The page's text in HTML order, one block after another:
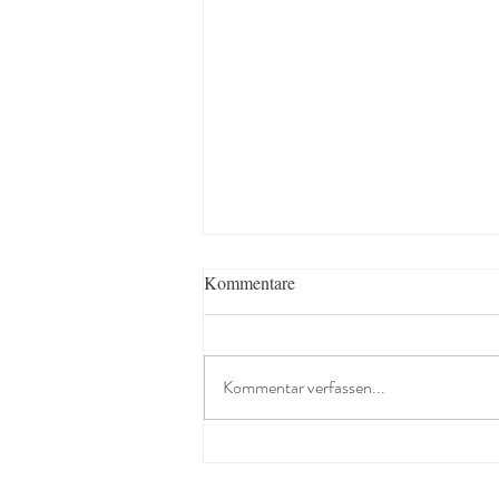
Kommentare
Kommentar verfassen...